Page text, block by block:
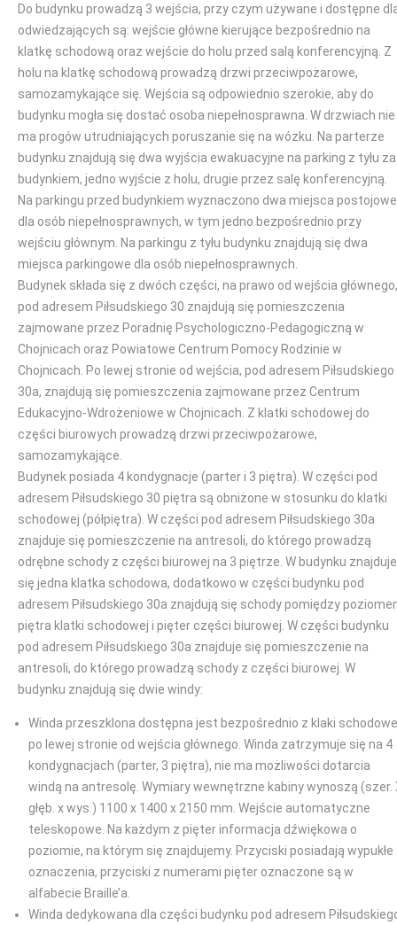
Do budynku prowadzą 3 wejścia, przy czym używane i dostępne
odwiedzających są: wejście główne kierujące bezpośrednio na
klatkę schodową oraz wejście do holu przed salą konferencyjną. Z
holu na klatkę schodową prowadzą drzwi przeciwpożarowe,
samozamykające się. Wejścia są odpowiednio szerokie, aby do
budynku mogła się dostać osoba niepełnosprawna. W drzwiach nie
ma progów utrudniających poruszanie się na wózku. Na parterze
budynku znajdują się dwa wyjścia ewakuacyjne na parking z tyłu za
budynkiem, jedno wyjście z holu, drugie przez salę konferencyjną.
Na parkingu przed budynkiem wyznaczono dwa miejsca postojowe
dla osób niepełnosprawnych, w tym jedno bezpośrednio przy
wejściu głównym. Na parkingu z tyłu budynku znajdują się dwa
miejsca parkingowe dla osób niepełnosprawnych.
Budynek składa się z dwóch części, na prawo od wejścia głównego,
pod adresem Piłsudskiego 30 znajdują się pomieszczenia
zajmowane przez Poradnię Psychologiczno-Pedagogiczną w
Chojnicach oraz Powiatowe Centrum Pomocy Rodzinie w
Chojnicach. Po lewej stronie od wejścia, pod adresem Piłsudskiego
30a, znajdują się pomieszczenia zajmowane przez Centrum
Edukacyjno-Wdrożeniowe w Chojnicach. Z klatki schodowej do
części biurowych prowadzą drzwi przeciwpożarowe,
samozamykające.
Budynek posiada 4 kondygnacje (parter i 3 piętra). W części pod
adresem Piłsudskiego 30 piętra są obniżone w stosunku do klatki
schodowej (półpiętra). W części pod adresem Piłsudskiego 30a
znajduje się pomieszczenie na antresoli, do którego prowadzą
odrębne schody z części biurowej na 3 piętrze. W budynku znajduje
się jedna klatka schodowa, dodatkowo w części budynku pod
adresem Piłsudskiego 30a znajdują się schody pomiędzy
piętra klatki schodowej i pięter części biurowej. W części budynku
pod adresem Piłsudskiego 30a znajduje się pomieszczenie na
antresoli, do którego prowadzą schody z części biurowej. W
budynku znajdują się dwie windy:
Winda przeszklona dostępna jest bezpośrednio z klaki
po lewej stronie od wejścia głównego. Winda zatrzymuje się na 4
kondygnacjach (parter, 3 piętra), nie ma możliwości dotarcia
windą na antresolę. Wymiary wewnętrzne kabiny wynoszą (szer.
głęb. x wys.) 1100 x 1400 x 2150 mm. Wejście automatyczne
teleskopowe. Na każdym z pięter informacja dźwiękowa o
poziomie, na którym się znajdujemy. Przyciski posiadają wypukłe
oznaczenia, przyciski z numerami pięter oznaczone są w
alfabecie Braille’a.
Winda dedykowana dla części budynku pod adresem